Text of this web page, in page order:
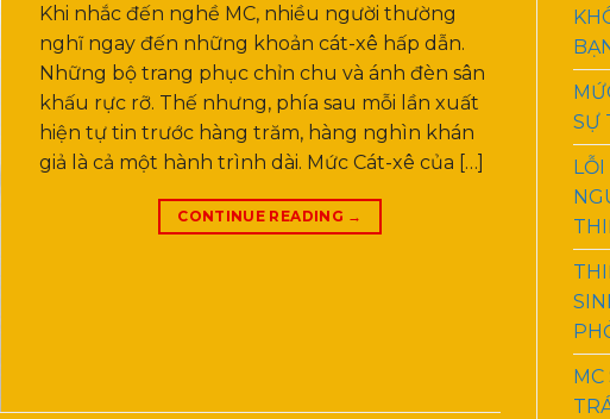
Khi nhắc đến nghề MC, nhiều người thường
nghĩ ngay đến những khoản cát-xê hấp dẫn.
Những bộ trang phục chỉn chu và ánh đèn sân
khấu rực rỡ. Thế nhưng, phía sau mỗi lần xuất
hiện tự tin trước hàng trăm, hàng nghìn khán
giả là cả một hành trình dài. Mức Cát-xê của […]
CONTINUE READING →
SỰ
MC